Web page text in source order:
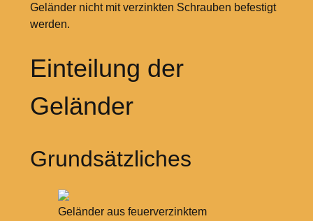
Geländer nicht mit verzinkten Schrauben befestigt
werden.
Einteilung der
Geländer
Grundsätzliches
Geländer aus feuerverzinktem